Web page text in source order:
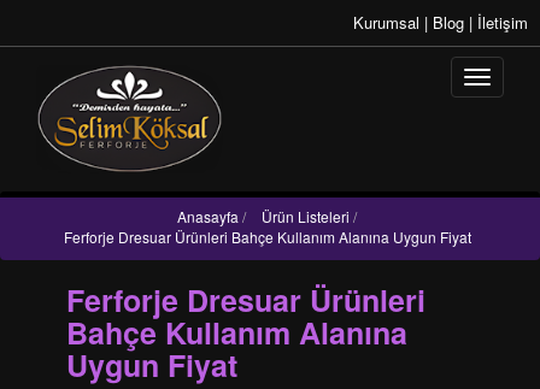
Kurumsal | Blog | İletişim
Anasayfa / Ürün Listeleri /
Ferforje Dresuar Ürünleri Bahçe Kullanım Alanına Uygun Fiyat
Ferforje Dresuar Ürünleri
Bahçe Kullanım Alanına
Uygun Fiyat